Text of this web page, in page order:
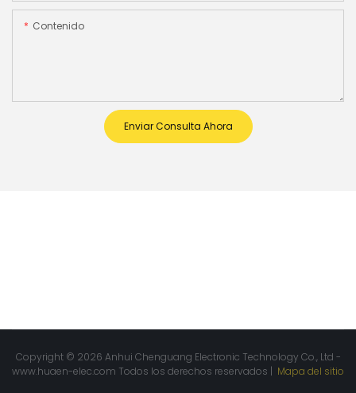
Contenido
Enviar Consulta Ahora
Copyright © 2026 Anhui Chenguang Electronic Technology Co., Ltd -
www.huaen-elec.com Todos los derechos reservados | Mapa del sitio